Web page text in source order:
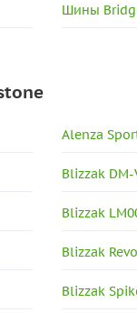
Шины
Alenza
Blizzak DM-
Blizzak
Blizzak
Blizzak